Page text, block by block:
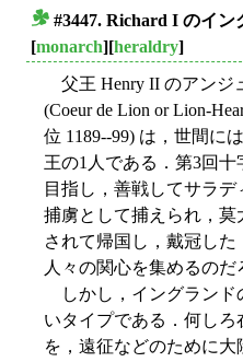
#3447. Richard I のイ
[monarch][heraldry]
父王 Henry II のアンジ
(Coeur de Lion or Lion-
位 1189--99) は，世間に
王の1人である．第3回
目指し，善戦してサラ
捕虜として捕えられ，
されて帰国し，戴冠した
人々の関心を集めるのだ
しかし，イングランド
いタイプである．何し
を，遠征などのために